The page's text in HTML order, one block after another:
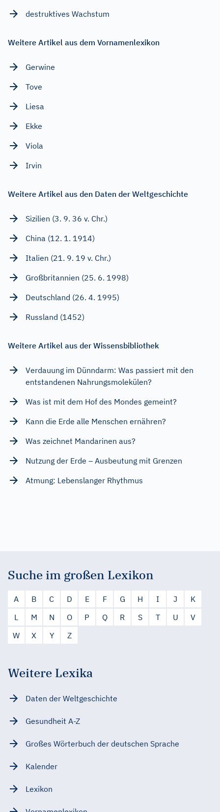
destruktives Wachstum
Weitere Artikel aus dem Vornamenlexikon
Gerwine
Tove
Liesa
Ekke
Viola
Irvin
Weitere Artikel aus den Daten der Weltgeschichte
Sizilien (3. 9. 36 v. Chr.)
China (12. 1. 1914)
Italien (21. 9. 19 v. Chr.)
Großbritannien (25. 6. 1998)
Deutschland (26. 4. 1995)
Russland (1452)
Weitere Artikel aus der Wissensbibliothek
Verdauung im Dünndarm: Was passiert mit den
entstandenen Nahrungsmolekülen?
Was ist mit dem Hof des Mondes gemeint?
Kann die Erde alle Menschen ernähren?
Was zeichnet Mandarinen aus?
Nutzung der Erde – Ausbeutung mit Grenzen
Atmung: Lebenslanger Rhythmus
Suche im großen Lexikon
A B C D E F G H I J
K
L
M N O P Q R S T U
V
W
X Y Z
Weitere Lexika
Daten der Weltgeschichte
Gesundheit A-Z
Großes Wörterbuch der deutschen Sprache
Kalender
Lexikon